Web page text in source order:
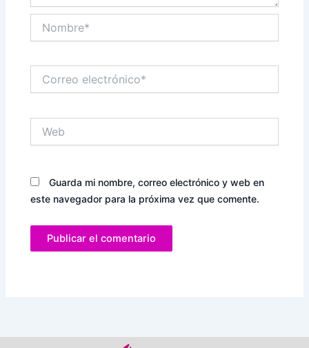
electrónico*
Guarda mi nombre, correo electrónico y web en
este navegador para la próxima vez que comente.